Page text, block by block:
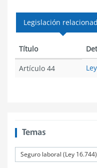
Legislación
Título
Artículo 44
Temas
Seguro laboral (Ley 16.744)